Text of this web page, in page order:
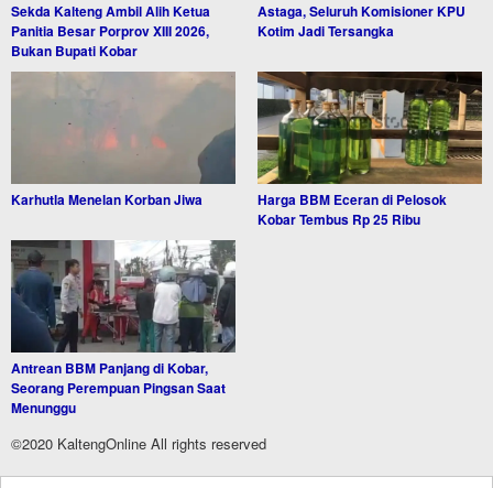
Sekda Kalteng Ambil Alih Ketua
Panitia Besar Porprov XIII 2026,
Bukan Bupati Kobar
Astaga, Seluruh Komisioner KPU
Kotim Jadi Tersangka
Karhutla Menelan Korban Jiwa
Harga BBM Eceran di Pelosok
Kobar Tembus Rp 25 Ribu
Antrean BBM Panjang di Kobar,
Seorang Perempuan Pingsan Saat
Menunggu
©2020 KaltengOnline All rights reserved